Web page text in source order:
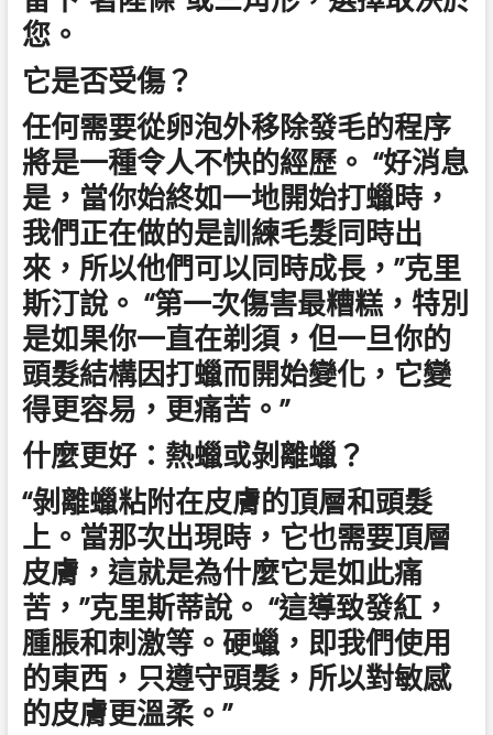
您。
它是否受傷？
任何需要從卵泡外移除發毛的程序
將是一種令人不快的經歷。 “好消息
是，當你始終如一地開始打蠟時，
我們正在做的是訓練毛髮同時出
來，所以他們可以同時成長，”克里
斯汀說。 “第一次傷害最糟糕，特別
是如果你一直在剃須，但一旦你的
頭髮結構因打蠟而開始變化，它變
得更容易，更痛苦。”
什麼更好：熱蠟或剝離蠟？
“剝離蠟粘附在皮膚的頂層和頭髮
上。當那次出現時，它也需要頂層
皮膚，這就是為什麼它是如此痛
苦，”克里斯蒂說。 “這導致發紅，
腫脹和刺激等。硬蠟，即我們使用
的東西，只遵守頭髮，所以對敏感
的皮膚更溫柔。”